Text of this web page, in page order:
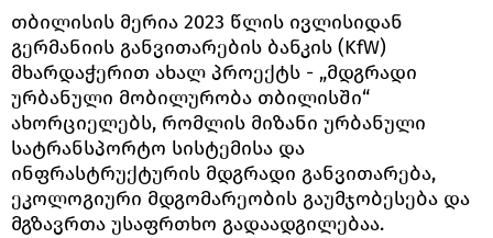
თბილისის მერია 2023 წლის ივლისიდან
გერმანიის განვითარების ბანკის (KfW)
მხარდაჭერით ახალ პროექტს - „მდგრადი
ურბანული მობილურობა თბილისში“
ახორციელებს, რომლის მიზანი ურბანული
სატრანსპორტო სისტემისა და
ინფრასტრუქტურის მდგრადი განვითარება,
ეკოლოგიური მდგომარეობის გაუმჯობესება და
მგზავრთა უსაფრთხო გადაადგილებაა.